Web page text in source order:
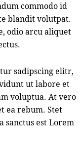
commodo id
blandit volutpat.
odio arcu aliquet
sadipscing elitr,
ut labore et
voluptua. At vero
ea rebum. Stet
sanctus est Lorem